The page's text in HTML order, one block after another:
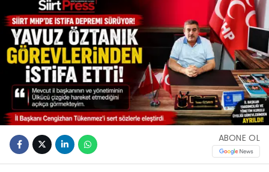
ABONE OL